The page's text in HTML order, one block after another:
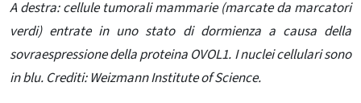
A destra: cellule tumorali mammarie (marcate da marcatori
verdi) entrate in uno stato di dormienza a causa della
sovraespressione della proteina OVOL1. I nuclei cellulari sono
in blu. Crediti: Weizmann Institute of Science.